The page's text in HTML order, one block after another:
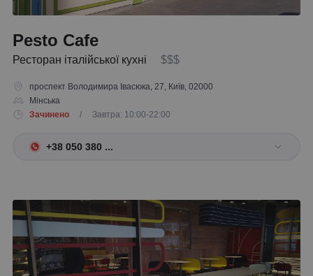
Pesto Cafe
Ресторан італійської кухні $$$
проспект Володимира Івасюка, 27, Київ, 02000
Мінська
Зачинено
/ Завтра: 10:00-22:00
+38 050 380 ...